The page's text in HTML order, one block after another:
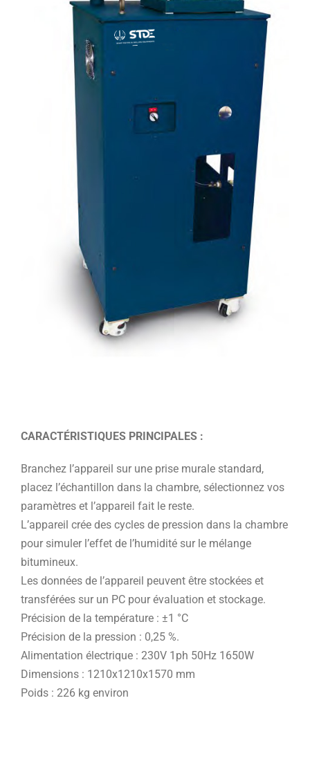
CARACTÉRISTIQUES PRINCIPALES :
Branchez l’appareil sur une prise murale standard,
placez l’échantillon dans la chambre, sélectionnez vos
paramètres et l’appareil fait le reste.
L’appareil crée des cycles de pression dans la chambre
pour simuler l’effet de l’humidité sur le mélange
bitumineux.
Les données de l’appareil peuvent être stockées et
transférées sur un PC pour évaluation et stockage.
Précision de la température : ±1 °C
Précision de la pression : 0,25 %.
Alimentation électrique : 230V 1ph 50Hz 1650W
Dimensions : 1210x1210x1570 mm
Poids : 226 kg environ